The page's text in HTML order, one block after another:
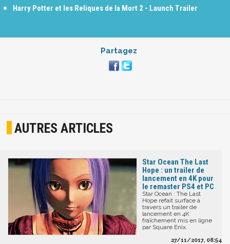
Harry Potter et les Reliques de la Mort 2 - Launch Trailer
Partagez
AUTRES ARTICLES
Star Ocean The Last
Hope : un trailer de
lancement en 4K pour
le remaster PS4 et PC
Star Ocean : The Last
Hope refait surface à
travers un trailer de
lancement en 4K
fraîchement mis en ligne
par Square Enix.
27/11/2017, 08:54